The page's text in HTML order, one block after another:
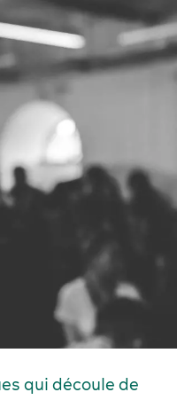
qui découle de